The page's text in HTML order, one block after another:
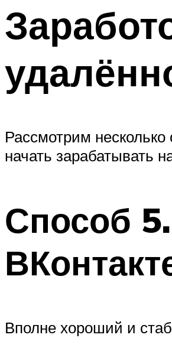
Рассмотрим
начать зарабатывать
Способ
Вполне хороший и